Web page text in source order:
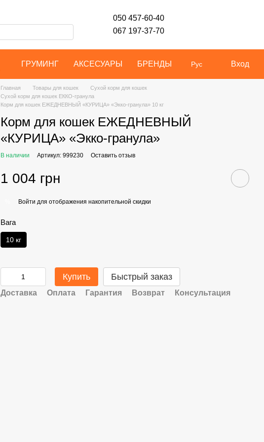
050 457-60-40
067 197-37-70
ГРУМИНГ АКСЕСУАРЫ БРЕНДЫ Рус Вход
Главная Товары для кошек
Сухой корм для кошек
Сухой корм для кошек ЕККО-гранула
Корм для кошек ЕЖЕДНЕВНЫЙ «КУРИЦА» «Экко-гранула» 10 кг
Корм для кошек ЕЖЕДНЕВНЫЙ
«КУРИЦА» «Экко-гранула»
В наличии Артикул: 999230 Оставить отзыв
1 004 грн
Войти для отображения накопительной скидки
Вага
10 кг
Купить Быстрый заказ
Доставка Оплата Гарантия Возврат Консультация